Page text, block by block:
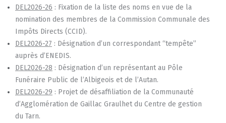
DEL2026-26 : Fixation de la liste des noms en vue de la
nomination des membres de la Commission Communale des
Impôts Directs (CCID).
DEL2026-27 : Désignation d’un correspondant “tempête”
auprès d’ENEDIS.
DEL2026-28 : Désignation d’un représentant au Pôle
Funéraire Public de l’Albigeois et de l’Autan.
DEL2026-29 : Projet de désaffiliation de la Communauté
d’Agglomération de Gaillac Graulhet du Centre de gestion
du Tarn.